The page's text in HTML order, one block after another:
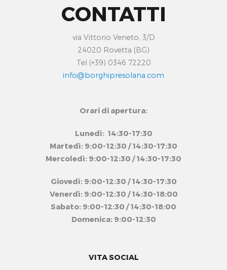
CONTATTI
via Vittorio Veneto, 3/D
24020 Rovetta (BG)
Tel (+39) 0346 72220
info@borghipresolana.com
Orari di apertura:
Lunedì: 14:30-17:30
Martedì: 9:00-12:30 / 14:30-17:30
Mercoledì: 9:00-12:30 / 14:30-17:30
Giovedì: 9:00-12:30 / 14:30-17:30
Venerdì: 9:00-12:30 / 14:30-18:00
Sabato: 9:00-12:30 / 14:30-18:00
Domenica: 9:00-12:30
VITA SOCIAL